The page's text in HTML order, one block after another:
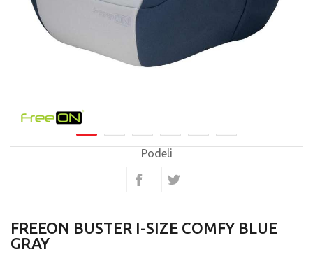
Podeli
FREEON BUSTER I-SIZE COMFY BLUE
GRAY